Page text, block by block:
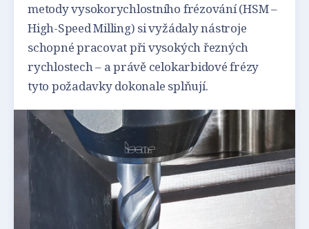
metody vysokorychlostního frézování (HSM –
High-Speed Milling) si vyžádaly nástroje
schopné pracovat při vysokých řezných
rychlostech – a právě celokarbidové frézy
tyto požadavky dokonale splňují.